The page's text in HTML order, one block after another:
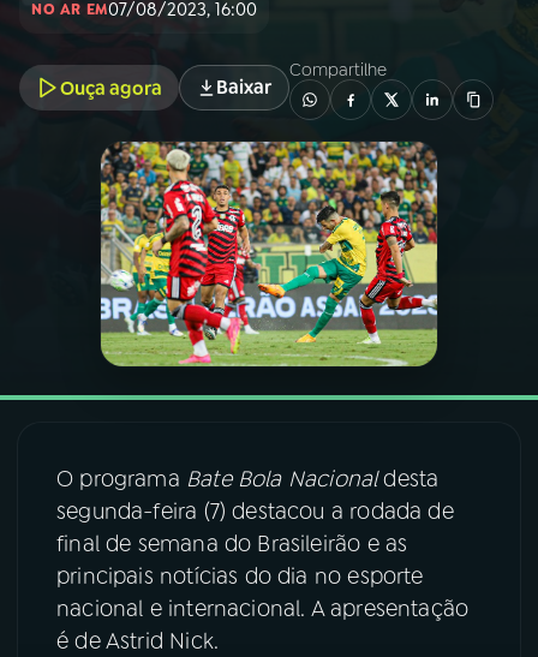
02A RÁDIO
03PROGRAMAÇÃO
PROGRAMAS
PODCASTS
VIDEOCASTS
07ÚLTIMAS
08FESTIVAL DE MÚSICA
YouTube Facebook
NO AR EM07/08/2023, 16:00
Ouça agora Baixar
Compartilhe
O programa Bate Bola Nacionaldesta
segunda-feira (7) destacou a rodada de
final de semana do Brasileirão e as
principais notícias do dia no esporte
nacional e internacional. A apresentação
é de Astrid Nick.